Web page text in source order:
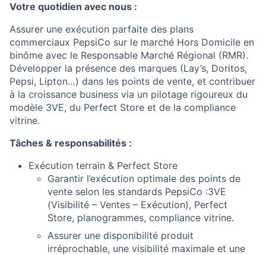
Votre quotidien avec nous :
Assurer une exécution parfaite des plans
commerciaux PepsiCo sur le marché Hors Domicile en
binôme avec le Responsable Marché Régional (RMR).
Développer la présence des marques (Lay’s, Doritos,
Pepsi, Lipton…) dans les points de vente, et contribuer
à la croissance business via un pilotage rigoureux du
modèle 3VE, du Perfect Store et de la compliance
vitrine.
Tâches & responsabilités :
Exécution terrain & Perfect Store
Garantir l’exécution optimale des points de
vente selon les standards PepsiCo :3VE
(Visibilité – Ventes – Exécution), Perfect
Store, planogrammes, compliance vitrine.
Assurer une disponibilité produit
irréprochable, une visibilité maximale et une